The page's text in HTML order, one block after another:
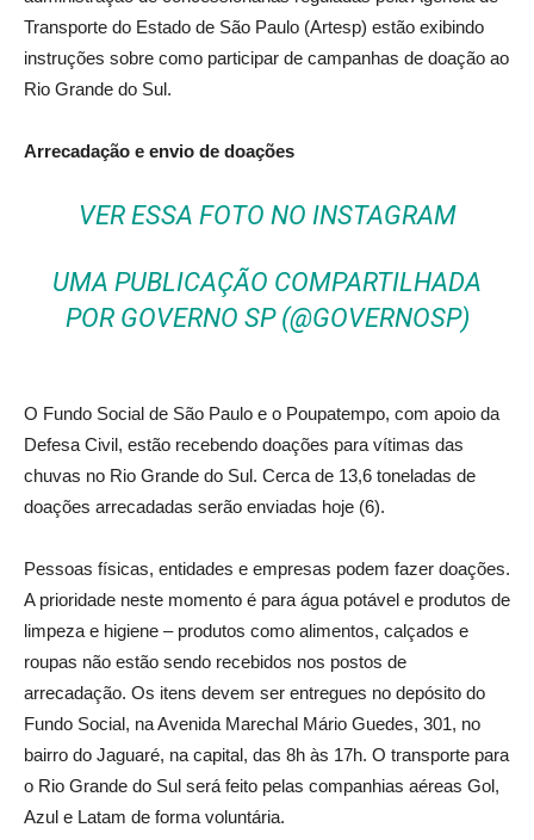
Transporte do Estado de São Paulo (Artesp) estão exibindo
instruções sobre como participar de campanhas de doação ao
Rio Grande do Sul.
Arrecadação e envio de doações
VER ESSA FOTO NO INSTAGRAM
UMA PUBLICAÇÃO COMPARTILHADA
POR GOVERNO SP (@GOVERNOSP)
O Fundo Social de São Paulo e o Poupatempo, com apoio da
Defesa Civil, estão recebendo doações para vítimas das
chuvas no Rio Grande do Sul. Cerca de 13,6 toneladas de
doações arrecadadas serão enviadas hoje (6).
Pessoas físicas, entidades e empresas podem fazer doações.
A prioridade neste momento é para água potável e produtos de
limpeza e higiene – produtos como alimentos, calçados e
roupas não estão sendo recebidos nos postos de
arrecadação. Os itens devem ser entregues no depósito do
Fundo Social, na Avenida Marechal Mário Guedes, 301, no
bairro do Jaguaré, na capital, das 8h às 17h. O transporte para
o Rio Grande do Sul será feito pelas companhias aéreas Gol,
Azul e Latam de forma voluntária.